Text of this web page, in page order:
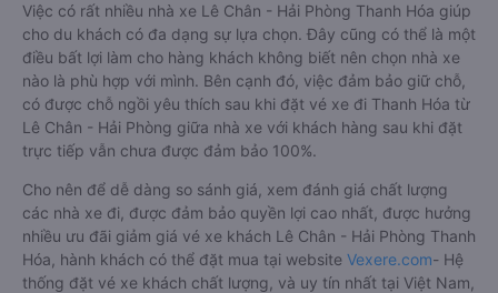
Việc có rất nhiều nhà xe Lê Chân - Hải Phòng Thanh Hóa giúp
cho du khách có đa dạng sự lựa chọn. Đây cũng có thể là một
điều bất lợi làm cho hàng khách không biết nên chọn nhà xe
nào là phù hợp với mình. Bên cạnh đó, việc đảm bảo giữ chỗ,
có được chỗ ngồi yêu thích sau khi đặt vé xe đi Thanh Hóa từ
Lê Chân - Hải Phòng giữa nhà xe với khách hàng sau khi đặt
trực tiếp vẫn chưa được đảm bảo 100%.
Cho nên để dễ dàng so sánh giá, xem đánh giá chất lượng
các nhà xe đi, được đảm bảo quyền lợi cao nhất, được hưởng
nhiều ưu đãi giảm giá vé xe khách Lê Chân - Hải Phòng Thanh
Hóa, hành khách có thể đặt mua tại website Vexere.com- Hệ
thống đặt vé xe khách chất lượng, và uy tín nhất tại Việt Nam,